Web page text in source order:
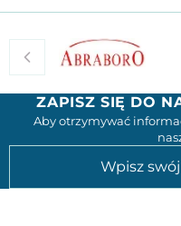
ZAPISZ SIĘ DO
Aby otrzymywać